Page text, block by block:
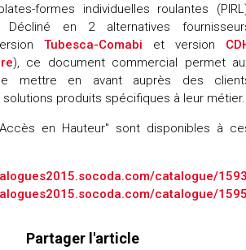
formes individuelles roulantes
Décliné en 2 alternatives
Tubesca-Comabi et version
), ce document commercial permet
mettre en avant auprès des
produits spécifiques à leur métier.
en Hauteur" sont disponibles à
catalogue/
catalogue/
Partager l'article